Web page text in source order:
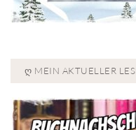
Ღ MEIN AKTUELLER